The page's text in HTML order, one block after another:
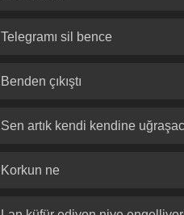
Telegramı sil bence
Benden çıkıştı
Sen artık kendi kendine
Korkun ne